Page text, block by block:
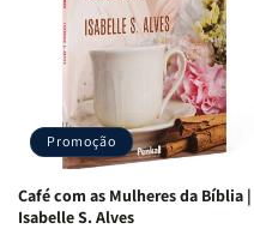
NVA
Capa
Dura
|
Preta
|
NVA
|
Capa
Dura
|
Promoção
Café com as Mulheres da Bíblia |
Isabelle S. Alves